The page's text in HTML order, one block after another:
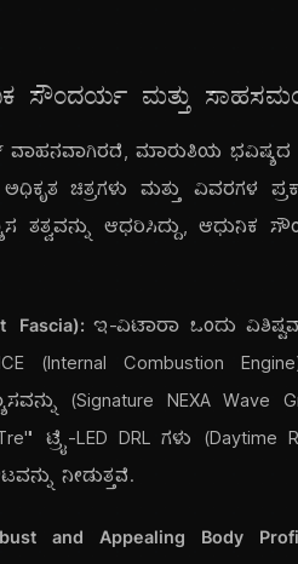
ಸೌಂದರ್ಯ ಮತ್ತು
ವಾಹನವಾಗಿರದೆ, ಮಾರುತಿಯ
ಚಿತ್ರಗಳು ಮತ್ತು ವಿವರಗಳ
ತತ್ವವನ್ನು ಆಧರಿಸಿದ್ದು, ಆಧುನಿಕ
Fascia): ಇ-ವಿಟಾರಾ ಒಂದು
(Internal Combustion
(Signature NEXA Wave
ಟ್ರೈ-LED DRL ಗಳು (Daytime
ನೀಡುತ್ತವೆ.
and Appealing Body